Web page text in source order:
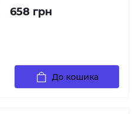
658 грн
До кошика